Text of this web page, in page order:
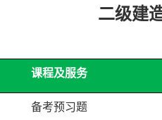
二级建
课程及服务
备考预习题